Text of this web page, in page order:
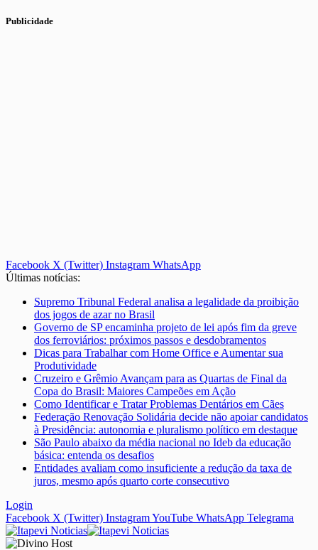
Publicidade
Facebook X (Twitter) Instagram WhatsApp
Últimas notícias:
Supremo Tribunal Federal analisa a legalidade da proibição
dos jogos de azar no Brasil
Governo de SP encaminha projeto de lei após fim da greve
dos ferroviários: próximos passos e desdobramentos
Dicas para Trabalhar com Home Office e Aumentar sua
Produtividade
Cruzeiro e Grêmio Avançam para as Quartas de Final da
Copa do Brasil: Maiores Campeões em Ação
Como Identificar e Tratar Problemas Dentários em Cães
Federação Renovação Solidária decide não apoiar candidatos
à Presidência: autonomia e pluralismo político em destaque
São Paulo abaixo da média nacional no Ideb da educação
básica: entenda os desafios
Entidades avaliam como insuficiente a redução da taxa de
juros, mesmo após quarto corte consecutivo
Login
Facebook X (Twitter) InstagramYouTube WhatsApp Telegrama